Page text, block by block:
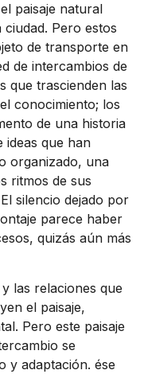
paisaje natural
Pero estos
de transporte en
de intercambios de
que trascienden las
conocimiento; los
de una historia
ideas que han
organizado, una
ritmos de sus
silencio dejado por
parece haber
quizás aún más
las relaciones que
el paisaje,
Pero este paisaje
se
y adaptación. ése